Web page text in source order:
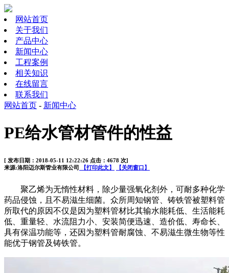
网站首页
关于我们
产品中心
新闻中心
工程案例
相关知识
在线留言
联系我们
网站首页 - 新闻中心
PE给水管材管件的性益
[ 发布日期：2018-05-11 12:22:26 点击：4678 次]
来源:洛阳迈尔斯管业有限公司
【打印此文】 【关闭窗口】
聚乙烯为无惰性材料，除少量强氧化剂外，可耐多种化学
药品侵蚀，且不易滋生细菌。众所周知钢管、铸铁管被塑料管
所取代的原因不仅是因为塑料管材比其输水能耗低、生活能耗
低、重量轻、水流阻力小、安装简便迅速、造价低、寿命长、
具有保温功能等，还因为塑料管耐腐蚀、不易滋生微生物等性
能优于钢管及铸铁管。